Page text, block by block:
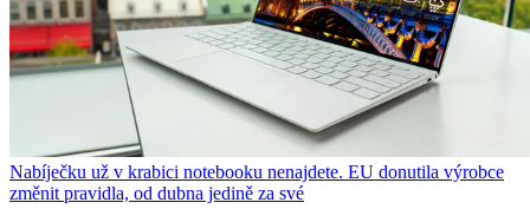
Nabíječku už v krabici notebooku nenajdete. EU donutila výrobce
změnit pravidla, od dubna jedině za své